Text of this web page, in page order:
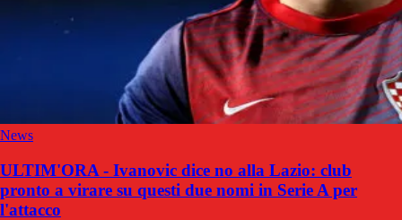
News
ULTIM'ORA - Ivanovic dice no alla Lazio: club
pronto a virare su questi due nomi in Serie A per
l'attacco